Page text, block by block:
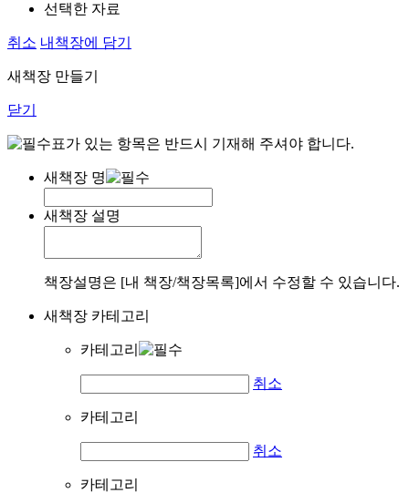
선택한 자료
취소 내책장에 담기
새책장 만들기
닫기
표가 있는 항목은 반드시 기재해 주셔야 합니다.
새책장 명
새책장 설명
책장설명은 [내 책장/책장목록]에서 수정할 수 있습니다.
새책장 카테고리
카테고리
취소
카테고리
취소
카테고리